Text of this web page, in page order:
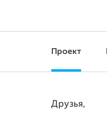
Проект
Друзья,